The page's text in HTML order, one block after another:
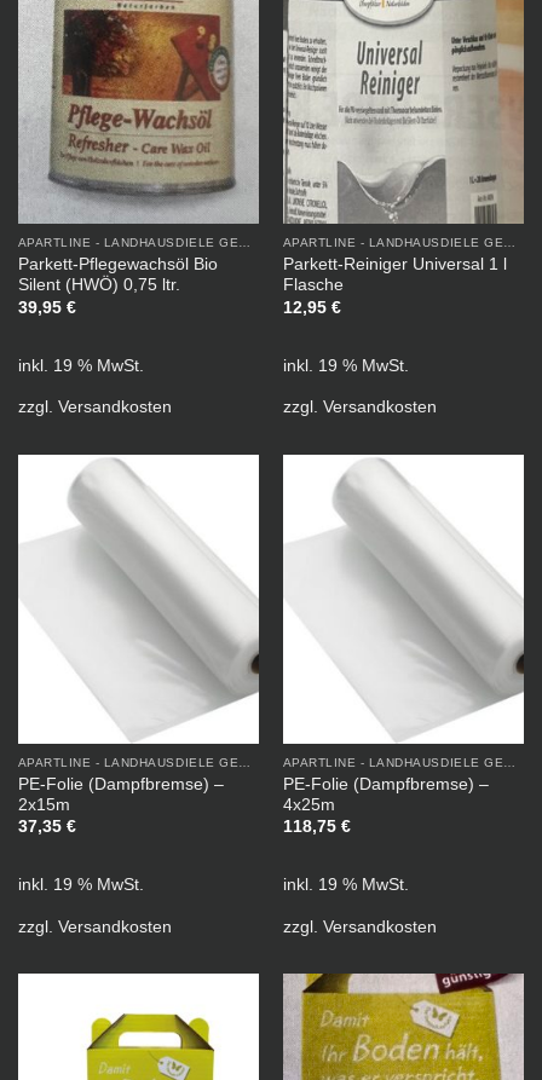
APARTLINE - LANDHAUSDIELE GEÖLT
Parkett-Pflegewachsöl Bio
Silent (HWÖ) 0,75 ltr.
39,95 €
inkl. 19 % MwSt.
zzgl. Versandkosten
APARTLINE - LANDHAUSDIELE GEÖLT
Parkett-Reiniger Universal 1 l
Flasche
12,95 €
inkl. 19 % MwSt.
zzgl. Versandkosten
PE-Folie (Dampfbremse) –
2x15m
37,35 €
inkl. 19 % MwSt.
zzgl. Versandkosten
PE-Folie (Dampfbremse) –
4x25m
118,75 €
inkl. 19 % MwSt.
zzgl. Versandkosten